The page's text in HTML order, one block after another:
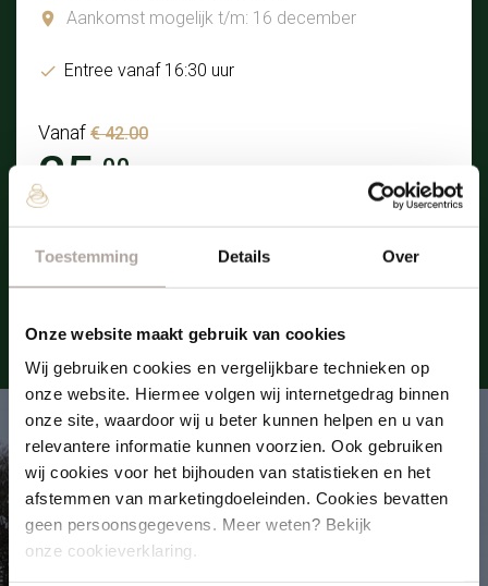
Toestemming Details Over
Onze website maakt gebruik van cookies
Wij gebruiken cookies en vergelijkbare technieken op
onze website. Hiermee volgen wij internetgedrag binnen
onze site, waardoor wij u beter kunnen helpen en u van
relevantere informatie kunnen voorzien. Ook gebruiken
wij cookies voor het bijhouden van statistieken en het
afstemmen van marketingdoeleinden. Cookies bevatten
geen persoonsgegevens. Meer weten? Bekijk
onze cookieverklaring.
Aankomst mogelijk t/m: 16 december
Entree vanaf 16:30 uur
Vanaf € 42.00
25.00